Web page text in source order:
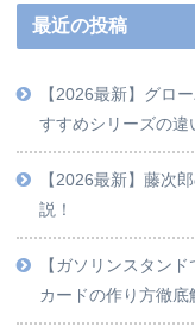
最近の投稿
【2026最新】グロ
すすめシリーズの違
【2026最新】藤次
説！
【ガソリンスタン
カードの作り方徹底